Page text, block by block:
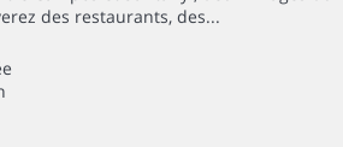
des restaurants, des...